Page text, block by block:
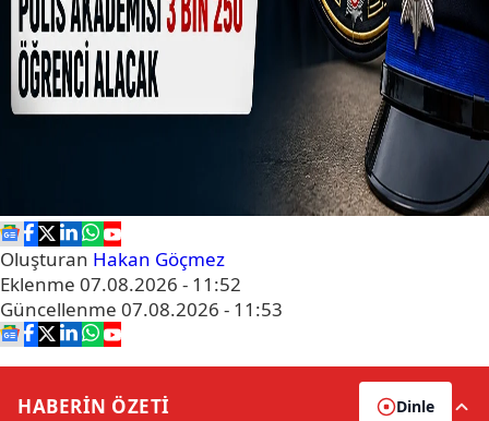
Oluşturan Hakan Göçmez
Eklenme 07.08.2026 - 11:52
Güncellenme 07.08.2026 - 11:53
HABERİN ÖZETİ Dinle